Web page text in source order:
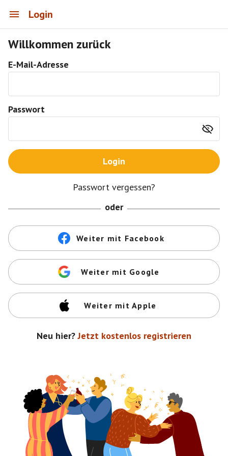
Login
Willkommen zurück
E-Mail-Adresse
Passwort
Login
Passwort vergessen?
oder
Weiter mit Facebook
Weiter mit Google
Weiter mit Apple
Neu hier? Jetzt kostenlos registrieren